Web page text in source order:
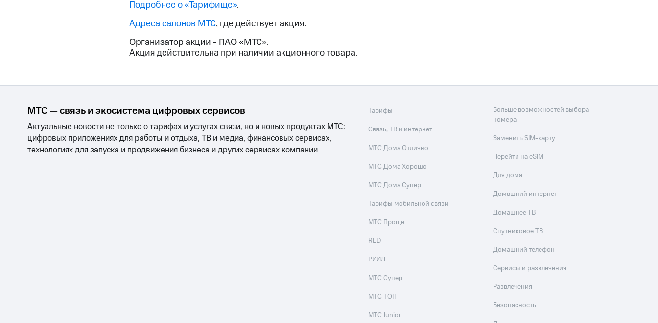
Наушники и колонкиУмные часы и трекеры
МТС Накопления
Откладывайте деньги и получайте доход 15%
Условия пополнения
Скидка 30% на связь
Скидки до 40%
на смартфоны
при покупке со связью МТС
Подробнее о «Тарифище».
Адреса салонов МТС, где действует акция.
Организатор акции - ПАО «МТС».
Акция действительна при наличии акционного товара.
МТС — связь и экосистема цифровых сервисов
Актуальные новости не только о тарифах и услугах связи, но и новых продуктах МТС:
цифровых приложениях для работы и отдыха, ТВ и медиа, финансовых сервисах,
технологиях для запуска и продвижения бизнеса и других сервисах компании
Тарифы
Связь, ТВ и интернет
МТС Дома Отлично
МТС Дома Хорошо
МТС Дома Супер
Тарифы мобильной связи
МТС Проще
RED
РИИЛ
МТС Супер
МТС ТОП
МТС Junior
Больше возможностей выбора
номера
Заменить SIM-карту
Перейти на eSIM
Для дома
Домашний интернет
Домашнее ТВ
Спутниковое ТВ
Домашний телефон
Сервисы и развлечения
Развлечения
Безопасность